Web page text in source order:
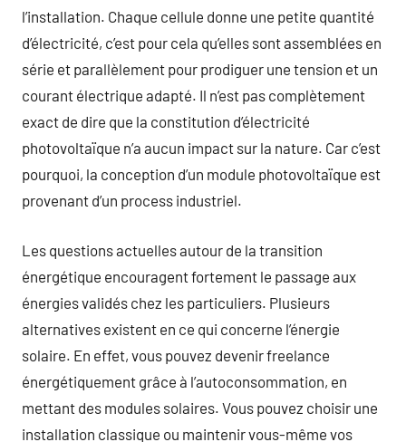
l’installation. Chaque cellule donne une petite quantité
d’électricité, c’est pour cela qu’elles sont assemblées en
série et parallèlement pour prodiguer une tension et un
courant électrique adapté. Il n’est pas complètement
exact de dire que la constitution d’électricité
photovoltaïque n’a aucun impact sur la nature. Car c’est
pourquoi, la conception d’un module photovoltaïque est
provenant d’un process industriel.
Les questions actuelles autour de la transition
énergétique encouragent fortement le passage aux
énergies validés chez les particuliers. Plusieurs
alternatives existent en ce qui concerne l’énergie
solaire. En effet, vous pouvez devenir freelance
énergétiquement grâce à l’autoconsommation, en
mettant des modules solaires. Vous pouvez choisir une
installation classique ou maintenir vous-même vos